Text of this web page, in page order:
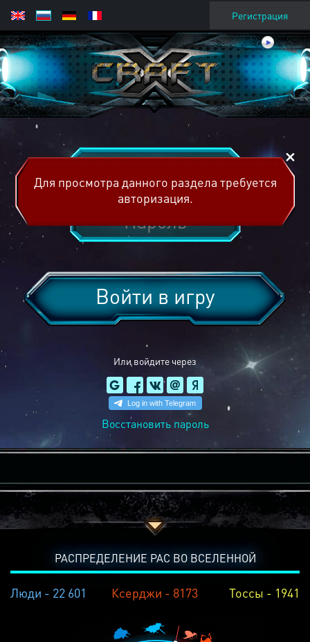
Регистрация
Или войдите через
Войти в игру
Восстановить пароль
Для просмотра данного раздела требуется
авторизация.
РАСПРЕДЕЛЕНИЕ РАС ВО ВСЕЛЕННОЙ
Люди - 22 601 Ксерджи - 8173 Тоссы - 1941